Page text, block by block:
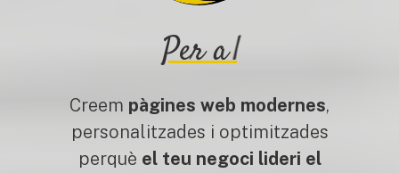
Per a|
Creem pàgines web modernes,
personalitzades i optimitzades
perquè el teu negoci lideri el